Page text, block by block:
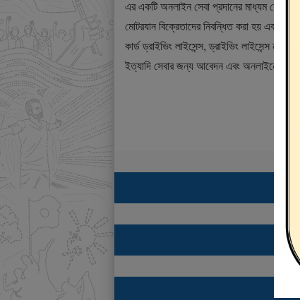
এর একটি অনলাইন সেবা প্রদানের মাধ্যম যেখানে
মোটরযান বিক্রেতাদের নিবন্ধিত করা হয় এবং
কার্ড ড্রাইভিং লাইসেন্স, ড্রাইভিং লাইসেন্স
ইত্যাদি সেবার জন্য আবেদন এবং অনলাইনে ফি